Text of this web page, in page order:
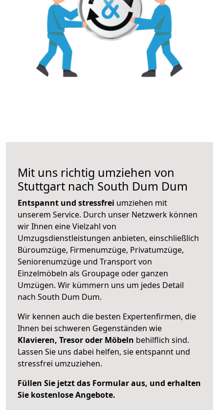
Mit uns richtig umziehen von
Stuttgart nach South Dum Dum
Entspannt und stressfrei umziehen mit
unserem Service. Durch unser Netzwerk können
wir Ihnen eine Vielzahl von
Umzugsdienstleistungen anbieten, einschließlich
Büroumzüge, Firmenumzüge, Privatumzüge,
Seniorenumzüge und Transport von
Einzelmöbeln als Groupage oder ganzen
Umzügen. Wir kümmern uns um jedes Detail
nach South Dum Dum.
Wir kennen auch die besten Expertenfirmen, die
Ihnen bei schweren Gegenständen wie
Klavieren, Tresor oder Möbeln behilflich sind.
Lassen Sie uns dabei helfen, sie entspannt und
stressfrei umzuziehen.
Füllen Sie jetzt das Formular aus, und erhalten
Sie kostenlose Angebote.